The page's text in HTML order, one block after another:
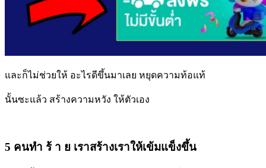
และก็ไม่ช่วยให้ อะไรดีขึ้นมาเลย หยุดความท้อแท้
นั้นซะแล้ว สร้างความหวัง ให้ตัวเอง
5 คนทำ ร้ า ย เราสร้างเราให้เข้มแข็งขึ้น